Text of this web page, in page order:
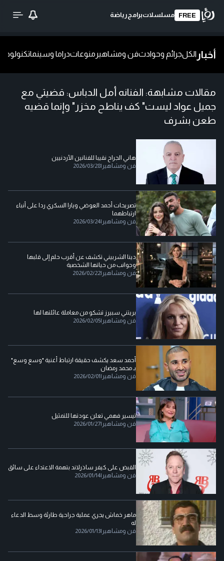
FREE مسلسلاتبرامج رياضة
أخبار الكلجرائم وحوادثفن ومشاهير منوعاتدراما وسينماتكنولوجيا
مقالات مشابهة: الفنانه أمل الدباس: قضيتي مع
جميل عواد ليست" كف يناطح مخزر" وإنما قضيه
طعن بشرف
هاني الجراح نقيبا للفنانين الأردنيين
فن ومشاهير |
2026/03/28
تصريحات أحمد العوضي ويارا السكري ردا على أنباء
ارتباطهما
فن ومشاهير |
2026/03/24
دينا الشربيني تكشف عن أقرب حلم إلى قلبها
وجوانب من حياتها الشخصية
فن ومشاهير |
2026/02/22
بريتني سبيرز تشكو من معاملة عائلتها لها
فن ومشاهير |
2026/02/05
أحمد سعد يكشف حقيقة ارتباط أغنية "وسع وسع"
بـ محمد رمضان
فن ومشاهير |
2026/02/01
تيسير فهمي تعلن عودتها للتمثيل
فن ومشاهير |
2026/01/27
القبض على كيفر ساذرلاند بتهمة الاعتداء على سائق
فن ومشاهير |
2026/01/14
ماهر خماش يجري عملية جراحية طارئة وسط الدعاء
له
فن ومشاهير |
2026/01/13